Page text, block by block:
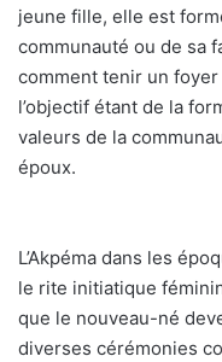
jeune fille, elle est
communauté ou de sa
comment tenir un
l’objectif étant de la
valeurs de la
époux.
L’Akpéma dans les
le rite initiatique
que le nouveau-né
diverses cérémonies